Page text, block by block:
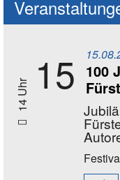
14 Uhr 15
100